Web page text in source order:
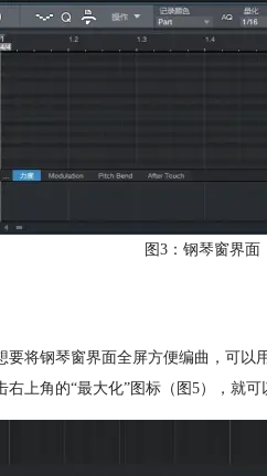
图3：钢琴窗界面
将钢琴窗界面全屏方便编曲，可
上角的“最大化”图标（图5），就可